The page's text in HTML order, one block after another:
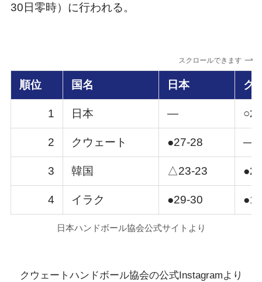
30日零時）に行われる。
スクロールできます
順位 国名 日本 ク
1 日本 —
2 クウェート ●27-28 —
3 韓国 △23-23
4 イラク ●29-30
日本ハンドボール協会公式サイトより
クウェートハンドボール協会の公式Instagramより